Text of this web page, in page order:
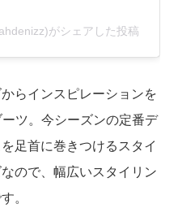
がシェアした投稿
らインスピレーションを
ツ。今シーズンの定番デ
足首に巻きつけるスタイ
ので、幅広いスタイリン
。